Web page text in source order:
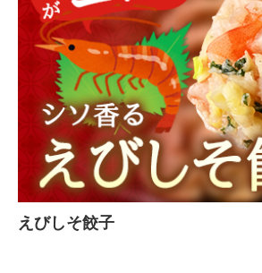
えびしそ餃子